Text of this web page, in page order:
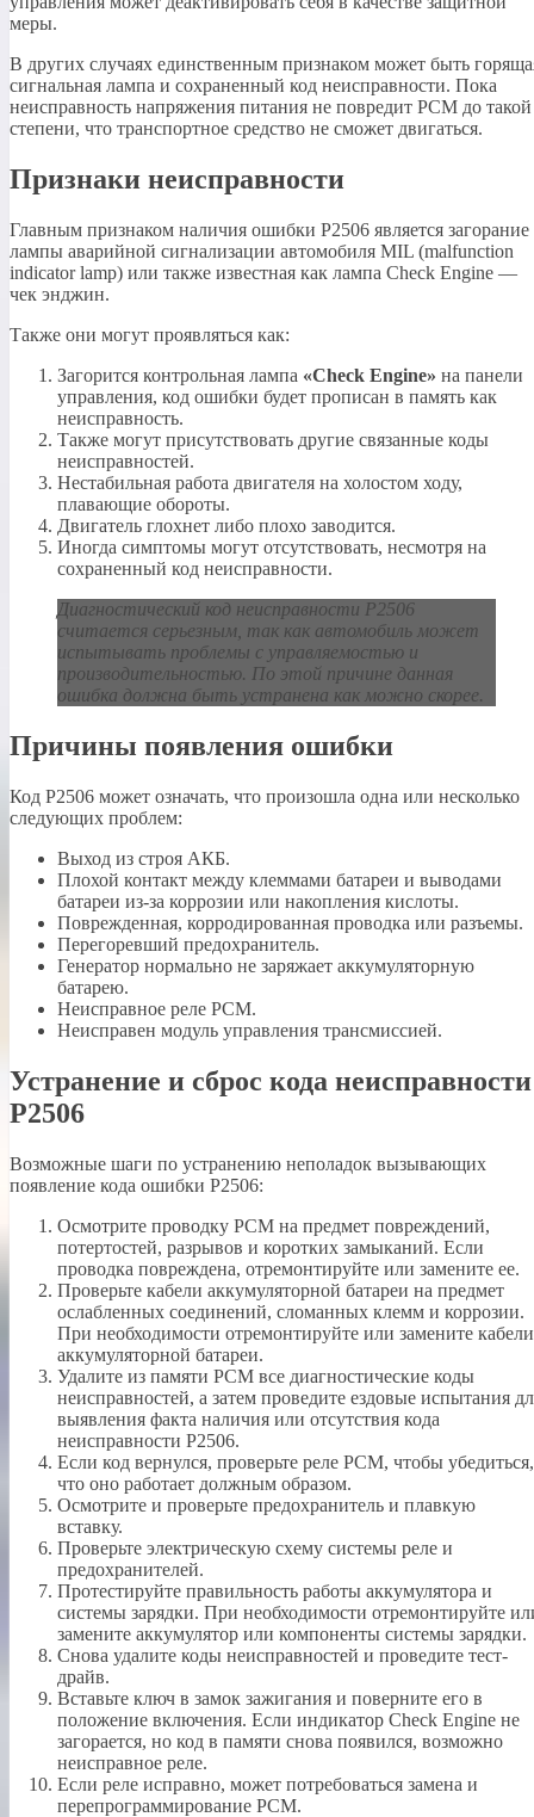
меры.
В других случаях единственным признаком может быть
сигнальная лампа и сохраненный код неисправности. Пока
неисправность напряжения питания не повредит PCM до такой
степени, что транспортное средство не сможет двигаться.
Признаки неисправности
Главным признаком наличия ошибки P2506 является загорание
лампы аварийной сигнализации автомобиля MIL (malfunction
indicator lamp) или также известная как лампа Check Engine —
чек энджин.
Также они могут проявляться как:
Загорится контрольная лампа «Check Engine» на панели
управления, код ошибки будет прописан в память как
неисправность.
Также могут присутствовать другие связанные коды
неисправностей.
Нестабильная работа двигателя на холостом ходу,
плавающие обороты.
Двигатель глохнет либо плохо заводится.
Иногда симптомы могут отсутствовать, несмотря на
сохраненный код неисправности.
Диагностический код неисправности P2506
считается серьезным, так как автомобиль может
испытывать проблемы с управляемостью и
производительностью. По этой причине данная
ошибка должна быть устранена как можно скорее.
Причины появления ошибки
Код P2506 может означать, что произошла одна или несколько
следующих проблем:
Выход из строя АКБ.
Плохой контакт между клеммами батареи и выводами
батареи из-за коррозии или накопления кислоты.
Поврежденная, корродированная проводка или разъемы.
Перегоревший предохранитель.
Генератор нормально не заряжает аккумуляторную
батарею.
Неисправное реле PCM.
Неисправен модуль управления трансмиссией.
Устранение и сброс кода неисправности
P2506
Возможные шаги по устранению неполадок вызывающих
появление кода ошибки P2506:
Осмотрите проводку PCM на предмет повреждений,
потертостей, разрывов и коротких замыканий. Если
проводка повреждена, отремонтируйте или замените ее.
Проверьте кабели аккумуляторной батареи на предмет
ослабленных соединений, сломанных клемм и коррозии.
При необходимости отремонтируйте или замените кабели
аккумуляторной батареи.
Удалите из памяти PCM все диагностические коды
неисправностей, а затем проведите ездовые испытания
выявления факта наличия или отсутствия кода
неисправности P2506.
Если код вернулся, проверьте реле PCM, чтобы убедиться,
что оно работает должным образом.
Осмотрите и проверьте предохранитель и плавкую
вставку.
Проверьте электрическую схему системы реле и
предохранителей.
Протестируйте правильность работы аккумулятора и
системы зарядки. При необходимости отремонтируйте
замените аккумулятор или компоненты системы зарядки.
Снова удалите коды неисправностей и проведите тест-
драйв.
Вставьте ключ в замок зажигания и поверните его в
положение включения. Если индикатор Check Engine не
загорается, но код в памяти снова появился, возможно
неисправное реле.
Если реле исправно, может потребоваться замена и
перепрограммирование PCM.